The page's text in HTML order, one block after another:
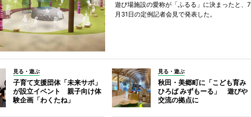
遊び場施設の愛称が「ふるる」に決まったと、7
月31日の定例記者会見で発表した。
見る・遊ぶ
子育て支援団体「未来サポ」
が設立イベント 親子向け体
験企画「わくたね」
見る・遊ぶ
秋田・美郷町に「こども育み
ひろば みずもーる」 遊びや
交流の拠点に